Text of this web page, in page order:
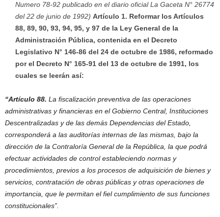
Numero 78-92 publicado en el diario oficial La Gaceta N° 26774
del 22 de junio de 1992) Artículo 1. Reformar los Artículos
88, 89, 90, 93, 94, 95, y 97 de la Ley General de la
Administración Pública, contenida en el Decreto
Legislativo N° 146-86 del 24 de octubre de 1986, reformado
por el Decreto N° 165-91 del 13 de octubre de 1991, los
cuales se leerán así:
“Artículo 88. La fiscalización preventiva de las operaciones
administrativas y financieras en el Gobierno Central, Instituciones
Descentralizadas y de las demás Dependencias del Estado,
corresponderá a las auditorías internas de las mismas, bajo la
dirección de la Contraloría General de la República, la que podrá
efectuar actividades de control estableciendo normas y
procedimientos, previos a los procesos de adquisición de bienes y
servicios, contratación de obras públicas y otras operaciones de
importancia, que le permitan el fiel cumplimiento de sus funciones
constitucionales”.